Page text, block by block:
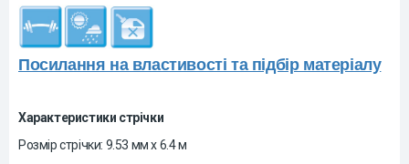
Посилання на властивості та підбір матеріалу
Характеристики стрічки
Розмір стрічки: 9.53 мм х 6.4 м